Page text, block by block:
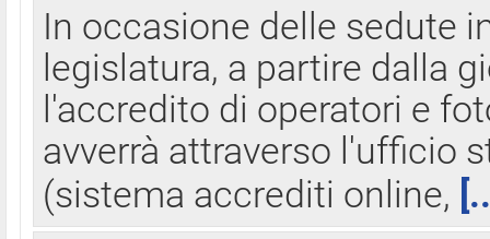
In occasione delle sedute
legislatura, a partire dalla
l'accredito di operatori e
avverrà attraverso l'ufficio
(sistema accrediti online,